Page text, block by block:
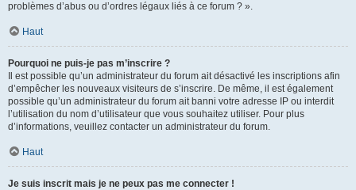
problèmes d’abus ou d’ordres légaux liés à ce forum ? ».
Haut
Pourquoi ne puis-je pas m’inscrire ?
Il est possible qu’un administrateur du forum ait désactivé les inscriptions afin
d’empêcher les nouveaux visiteurs de s’inscrire. De même, il est également
possible qu’un administrateur du forum ait banni votre adresse IP ou interdit
l’utilisation du nom d’utilisateur que vous souhaitez utiliser. Pour plus
d’informations, veuillez contacter un administrateur du forum.
Haut
Je suis inscrit mais je ne peux pas me connecter !